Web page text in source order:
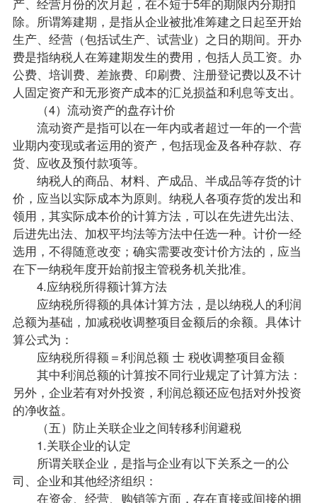
除。所谓筹建期，是指从企业被批准筹建之日起至开始
生产、经营（包括试生产、试营业）之日的期间。开办
费是指纳税人在筹建期发生的费用，包括人员工资。办
公费、培训费、差旅费、印刷费、注册登记费以及不计
人固定资产和无形资产成本的汇兑损益和利息等支出。
（4）流动资产的盘存计价
流动资产是指可以在一年内或者超过一年的一个营
业期内变现或者运用的资产，包括现金及各种存款、存
货、应收及预付款项等。
纳税人的商品、材料、产成品、半成品等存货的计
价，应当以实际成本为原则。纳税人各项存货的发出和
领用，其实际成本价的计算方法，可以在先进先出法、
后进先出法、加权平均法等方法中任选一种。计价一经
选用，不得随意改变；确实需要改变计价方法的，应当
在下一纳税年度开始前报主管税务机关批准。
4.应纳税所得额计算方法
应纳税所得额的具体计算方法，是以纳税人的利润
总额为基础，加减税收调整项目金额后的余额。具体计
算公式为：
应纳税所得额＝利润总额 士 税收调整项目金额
其中利润总额的计算按不同行业规定了计算方法：
另外，企业若有对外投资，利润总额还应包括对外投资
的净收益。
（五）防止关联企业之间转移利润避税
1.关联企业的认定
所谓关联企业，是指与企业有以下关系之一的公
司、企业和其他经济组织：
在资金、经营、购销等方面，存在直接或间接的拥